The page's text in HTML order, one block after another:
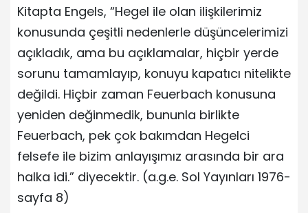
Kitapta Engels, “Hegel ile olan ilişkilerimiz
konusunda çeşitli nedenlerle düşüncelerimizi
açıkladık, ama bu açıklamalar, hiçbir yerde
sorunu tamamlayıp, konuyu kapatıcı nitelikte
değildi. Hiçbir zaman Feuerbach konusuna
yeniden değinmedik, bununla birlikte
Feuerbach, pek çok bakımdan Hegelci
felsefe ile bizim anlayışımız arasında bir ara
halka idi.” diyecektir. (a.g.e. Sol Yayınları 1976-
sayfa 8)